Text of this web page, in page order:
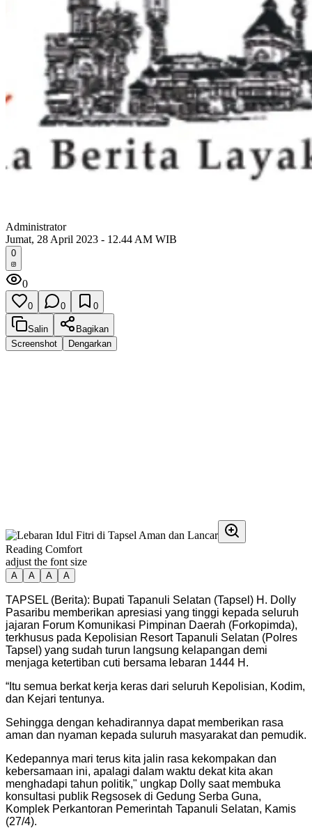
Administrator
Jumat, 28 April 2023 - 12.44 AM WIB
0
0
0 0 0
Salin
Bagikan
Screenshot
Dengarkan
Reading Comfort
adjust the font size
A A A A
TAPSEL (Berita): Bupati Tapanuli Selatan (Tapsel) H. Dolly
Pasaribu memberikan apresiasi yang tinggi kepada seluruh
jajaran Forum Komunikasi Pimpinan Daerah (Forkopimda),
terkhusus pada Kepolisian Resort Tapanuli Selatan (Polres
Tapsel) yang sudah turun langsung kelapangan demi
menjaga ketertiban cuti bersama lebaran 1444 H.
“Itu semua berkat kerja keras dari seluruh Kepolisian, Kodim,
dan Kejari tentunya.
Sehingga dengan kehadirannya dapat memberikan rasa
aman dan nyaman kepada suluruh masyarakat dan pemudik.
Kedepannya mari terus kita jalin rasa kekompakan dan
kebersamaan ini, apalagi dalam waktu dekat kita akan
menghadapi tahun politik," ungkap Dolly saat membuka
konsultasi publik Regsosek di Gedung Serba Guna,
Komplek Perkantoran Pemerintah Tapanuli Selatan, Kamis
(27/4).